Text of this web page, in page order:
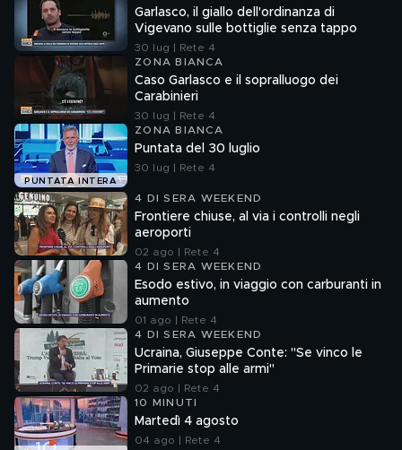
Garlasco, il giallo dell'ordinanza di
Vigevano sulle bottiglie senza tappo
30 lug | Rete 4
ZONA BIANCA
Caso Garlasco e il sopralluogo dei
Carabinieri
30 lug | Rete 4
PUNTATA INTERA
ZONA BIANCA
Puntata del 30 luglio
30 lug | Rete 4
4 DI SERA WEEKEND
Frontiere chiuse, al via i controlli negli
aeroporti
02 ago | Rete 4
4 DI SERA WEEKEND
Esodo estivo, in viaggio con carburanti in
aumento
01 ago | Rete 4
4 DI SERA WEEKEND
Ucraina, Giuseppe Conte: "Se vinco le
Primarie stop alle armi"
02 ago | Rete 4
10 MINUTI
Martedì 4 agosto
04 ago | Rete 4